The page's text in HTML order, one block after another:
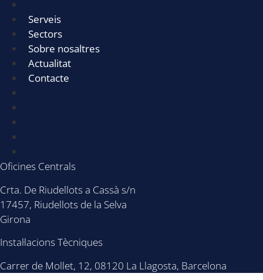
Serveis
Sectors
Sobre nosaltres
Actualitat
Contacte
Oficines Centrals
Crta. De Riudellots a Cassà s/n
17457, Riudellots de la Selva
Girona
Instal·lacions Tècniques
Carrer de Mollet, 12, 08120 La Llagosta, Barcelona